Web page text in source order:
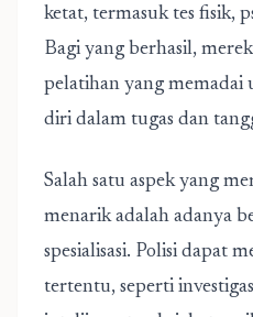
ketat, termasuk tes fisik,
Bagi yang berhasil,
pelatihan yang memadai
diri dalam tugas dan
Salah satu aspek yang
menarik adalah adanya
spesialisasi. Polisi dapat
tertentu, seperti